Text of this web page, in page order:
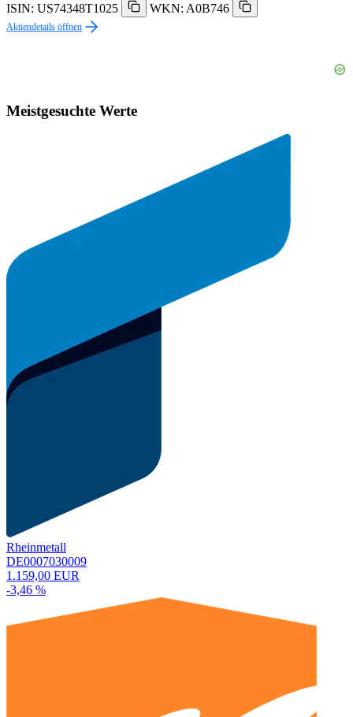
ISIN: US74348T1025
WKN: A0B746
Aktiendetails öffnen
Meistgesuchte Werte
Rheinmetall
DE0007030009
1.159,00 EUR
-3,46 %